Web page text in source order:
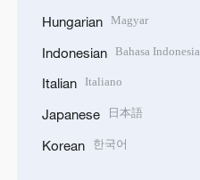
Hungarian Magyar
Indonesian Bahasa Indonesia
Italian Italiano
Japanese 日本語
Korean 한국어